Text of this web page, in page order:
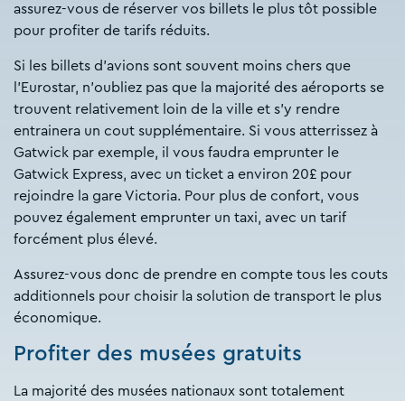
assurez-vous de réserver vos billets le plus tôt possible
pour profiter de tarifs réduits.
Si les billets d’avions sont souvent moins chers que
l’Eurostar, n’oubliez pas que la majorité des aéroports se
trouvent relativement loin de la ville et s’y rendre
entrainera un cout supplémentaire. Si vous atterrissez à
Gatwick par exemple, il vous faudra emprunter le
Gatwick Express, avec un ticket a environ 20£ pour
rejoindre la gare Victoria. Pour plus de confort, vous
pouvez également emprunter un taxi, avec un tarif
forcément plus élevé.
Assurez-vous donc de prendre en compte tous les couts
additionnels pour choisir la solution de transport le plus
économique.
Profiter des musées gratuits
La majorité des musées nationaux sont totalement